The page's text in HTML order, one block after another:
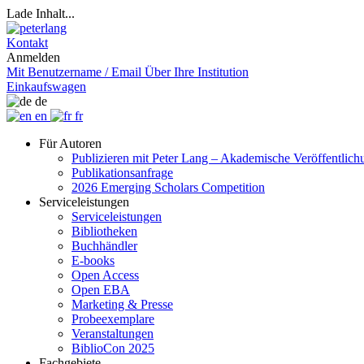
Lade Inhalt...
Kontakt
Anmelden
Mit Benutzername / Email Über Ihre Institution
Einkaufswagen
de
en
fr
Für Autoren
Publizieren mit Peter Lang – Akademische
Publikationsanfrage
2026 Emerging Scholars Competition
Serviceleistungen
Serviceleistungen
Bibliotheken
Buchhändler
E-books
Open Access
Open EBA
Marketing & Presse
Probeexemplare
Veranstaltungen
BiblioCon 2025